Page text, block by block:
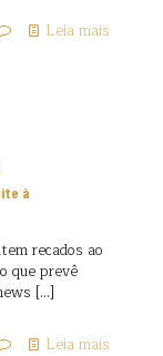
Leia mais
à
recados ao
que prevê
[…]
Leia mais